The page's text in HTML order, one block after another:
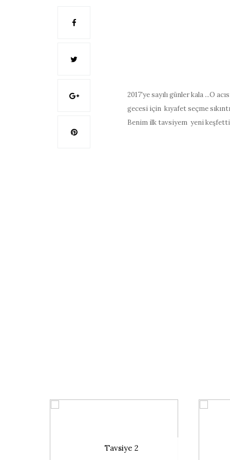
2017'ye sayılı günler kala ...O
gecesi için kıyafet seçme
Benim ilk tavsiyem yeni
Tavsiye 2